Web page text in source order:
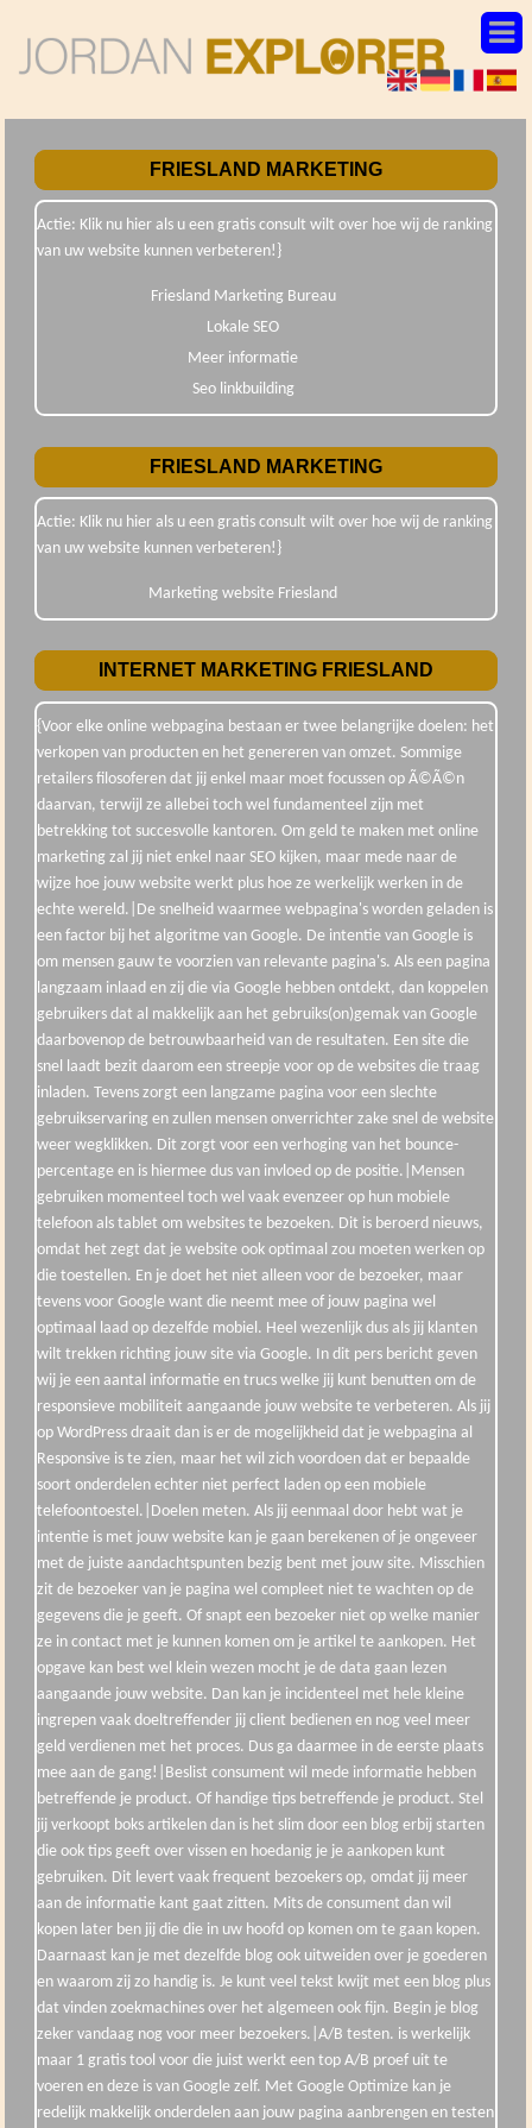
FRIESLAND MARKETING
Actie: Klik nu hier als u een gratis consult wilt over hoe wij de ranking
van uw website kunnen verbeteren!}
Friesland Marketing Bureau
Lokale SEO
Meer informatie
Seo linkbuilding
FRIESLAND MARKETING
Actie: Klik nu hier als u een gratis consult wilt over hoe wij de ranking
van uw website kunnen verbeteren!}
Marketing website Friesland
INTERNET MARKETING FRIESLAND
{Voor elke online webpagina bestaan er twee belangrijke doelen: het
verkopen van producten en het genereren van omzet. Sommige
retailers filosoferen dat jij enkel maar moet focussen op Ã©Ã©n
daarvan, terwijl ze allebei toch wel fundamenteel zijn met
betrekking tot succesvolle kantoren. Om geld te maken met online
marketing zal jij niet enkel naar SEO kijken, maar mede naar de
wijze hoe jouw website werkt plus hoe ze werkelijk werken in de
echte wereld.|De snelheid waarmee webpagina's worden geladen is
een factor bij het algoritme van Google. De intentie van Google is
om mensen gauw te voorzien van relevante pagina's. Als een pagina
langzaam inlaad en zij die via Google hebben ontdekt, dan koppelen
gebruikers dat al makkelijk aan het gebruiks(on)gemak van Google
daarbovenop de betrouwbaarheid van de resultaten. Een site die
snel laadt bezit daarom een streepje voor op de websites die traag
inladen. Tevens zorgt een langzame pagina voor een slechte
gebruikservaring en zullen mensen onverrichter zake snel de website
weer wegklikken. Dit zorgt voor een verhoging van het bounce-
percentage en is hiermee dus van invloed op de positie.|Mensen
gebruiken momenteel toch wel vaak evenzeer op hun mobiele
telefoon als tablet om websites te bezoeken. Dit is beroerd nieuws,
omdat het zegt dat je website ook optimaal zou moeten werken op
die toestellen. En je doet het niet alleen voor de bezoeker, maar
tevens voor Google want die neemt mee of jouw pagina wel
optimaal laad op dezelfde mobiel. Heel wezenlijk dus als jij klanten
wilt trekken richting jouw site via Google. In dit pers bericht geven
wij je een aantal informatie en trucs welke jij kunt benutten om de
responsieve mobiliteit aangaande jouw website te verbeteren. Als jij
op WordPress draait dan is er de mogelijkheid dat je webpagina al
Responsive is te zien, maar het wil zich voordoen dat er bepaalde
soort onderdelen echter niet perfect laden op een mobiele
telefoontoestel.|Doelen meten. Als jij eenmaal door hebt wat je
intentie is met jouw website kan je gaan berekenen of je ongeveer
met de juiste aandachtspunten bezig bent met jouw site. Misschien
zit de bezoeker van je pagina wel compleet niet te wachten op de
gegevens die je geeft. Of snapt een bezoeker niet op welke manier
ze in contact met je kunnen komen om je artikel te aankopen. Het
opgave kan best wel klein wezen mocht je de data gaan lezen
aangaande jouw website. Dan kan je incidenteel met hele kleine
ingrepen vaak doeltreffender jij client bedienen en nog veel meer
geld verdienen met het proces. Dus ga daarmee in de eerste plaats
mee aan de gang!|Beslist consument wil mede informatie hebben
betreffende je product. Of handige tips betreffende je product. Stel
jij verkoopt boks artikelen dan is het slim door een blog erbij starten
die ook tips geeft over vissen en hoedanig je je aankopen kunt
gebruiken. Dit levert vaak frequent bezoekers op, omdat jij meer
aan de informatie kant gaat zitten. Mits de consument dan wil
kopen later ben jij die die in uw hoofd op komen om te gaan kopen.
Daarnaast kan je met dezelfde blog ook uitweiden over je goederen
en waarom zij zo handig is. Je kunt veel tekst kwijt met een blog plus
dat vinden zoekmachines over het algemeen ook fijn. Begin je blog
zeker vandaag nog voor meer bezoekers.|A/B testen. is werkelijk
maar 1 gratis tool voor die juist werkt een top A/B proef uit te
voeren en deze is van Google zelf. Met Google Optimize kan je
redelijk makkelijk onderdelen aan jouw pagina aanbrengen en testen